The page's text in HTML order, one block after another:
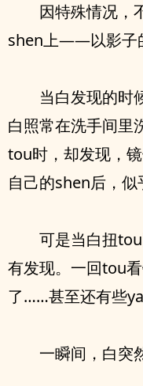
因特殊情况，
shen上——以影子
当白发现的时
白照常在洗手间里
tou时，却发现，
自己的shen后，似
可是当白扭
有发现。一回tou
了……甚至还有些
一瞬间，白突